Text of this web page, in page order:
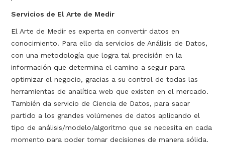
Servicios de El Arte de Medir
El Arte de Medir es experta en convertir datos en
conocimiento. Para ello da servicios de Análisis de Datos,
con una metodología que logra tal precisión en la
información que determina el camino a seguir para
optimizar el negocio, gracias a su control de todas las
herramientas de analítica web que existen en el mercado.
También da servicio de Ciencia de Datos, para sacar
partido a los grandes volúmenes de datos aplicando el
tipo de análisis/modelo/algoritmo que se necesita en cada
momento para poder tomar decisiones de manera sólida.